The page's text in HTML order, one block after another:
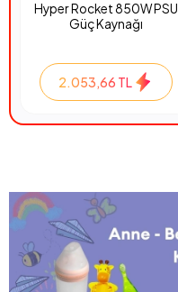
Hyper Rocket 850W PSU
Güç Kaynağı
2.053,66 TL